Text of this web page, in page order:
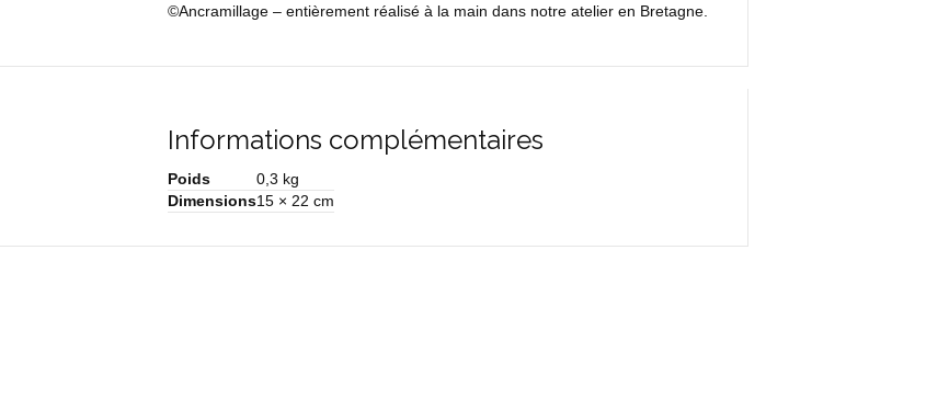
©Ancramillage – entièrement réalisé à la main dans notre atelier en Bretagne.
Informations complémentaires
Poids
0,3 kg
Dimensions15 × 22 cm